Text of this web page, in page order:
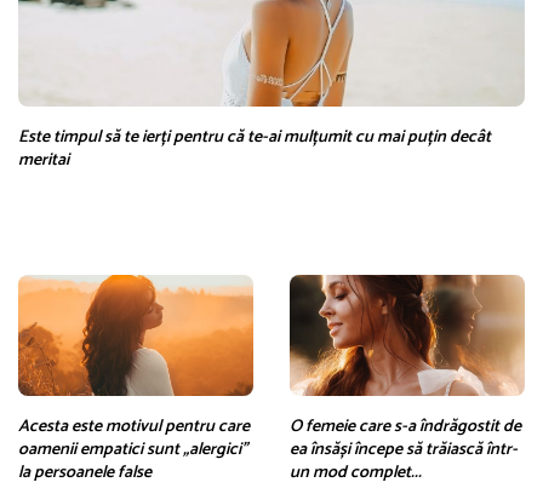
Este timpul să te ierți pentru că te-ai mulțumit cu mai puțin decât
meritai
Acesta este motivul pentru care
oamenii empatici sunt „alergici”
la persoanele false
O femeie care s-a îndrăgostit de
ea însăși începe să trăiască într-
un mod complet...